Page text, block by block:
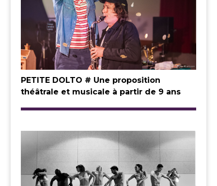
PETITE DOLTO # Une proposition
théâtrale et musicale à partir de 9 ans